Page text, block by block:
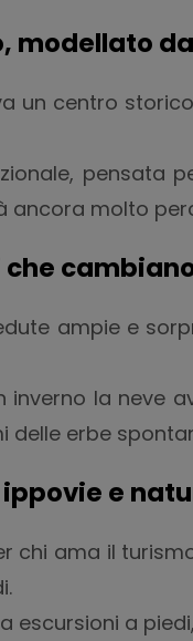
modellato
un centro
ancora molto
che
ampie e
la neve
delle erbe
e
chi ama il
escursioni a